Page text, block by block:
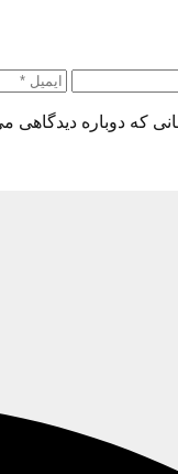
که دوباره دیدگاهی